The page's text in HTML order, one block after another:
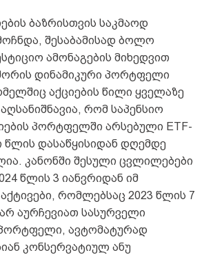
ბაზრისთვის საკმაოდ
შესაბამისად ბოლო
ამონაგების მიხედვით
დინამიკური პორტფელი
აქციების წილი ყველაზე
რომ საპენსიო
პორტფელში არსებული ETF-
წლის დასაწყისიდან დღემდე
კანონში შესული ცვლილებები
წლის 3 იანვრიდან იმ
რომლებსაც 2023 წლის 7
აურჩევიათ სასურველი
პორტფელი, ავტომატურად
კონსერვატიულ ანუ